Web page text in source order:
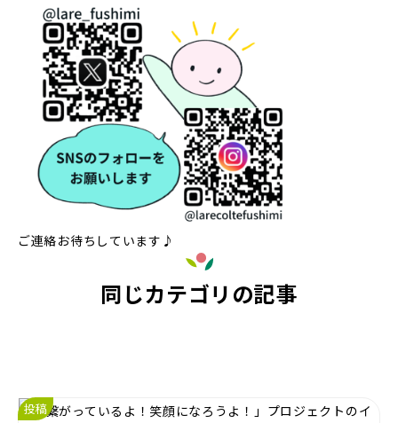
ご連絡お待ちしています♪
同じカテゴリの記事
投稿